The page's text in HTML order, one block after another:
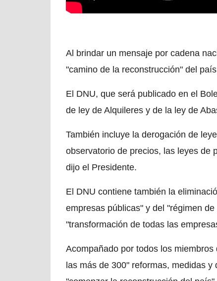
Al brindar un mensaje por cadena
"camino de la reconstrucción" del
El DNU, que será publicado en el
de ley de Alquileres y de la ley de
También incluye la derogación de
observatorio de precios, las leyes de
dijo el Presidente.
El DNU contiene también la
empresas públicas" y del "régimen
"transformación de todas las
Acompañado por todos los
las más de 300" reformas, medidas